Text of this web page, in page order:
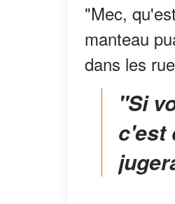
"Mec,
manteau
dans les
"Si vous devez vraiment avoir peur de quelqu'un,
c'est